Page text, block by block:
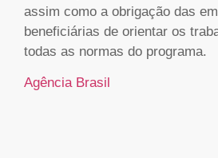
assim como a obrigação das
beneficiárias de orientar os
todas as normas do programa.
Agência Brasil